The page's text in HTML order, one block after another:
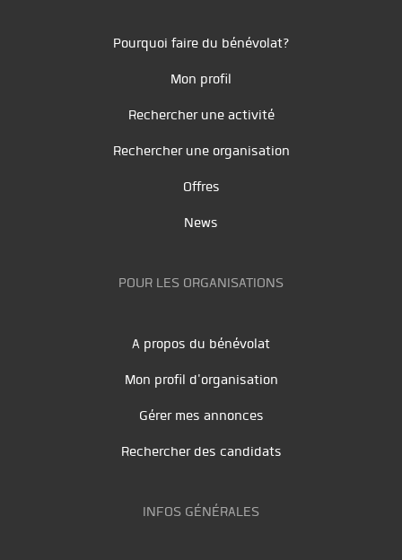
Pourquoi faire du bénévolat?
Mon profil
Rechercher une activité
Rechercher une organisation
Offres
News
POUR LES ORGANISATIONS
A propos du bénévolat
Mon profil d'organisation
Gérer mes annonces
Rechercher des candidats
INFOS GÉNÉRALES